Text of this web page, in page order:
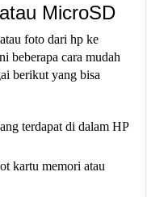
MicroSD
foto dari hp ke
beberapa cara mudah
berikut yang bisa
terdapat di dalam HP
kartu memori atau